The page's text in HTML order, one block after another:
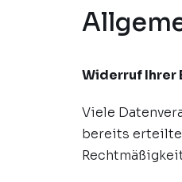
Widerruf Ihrer
Viele
bereits erteilte